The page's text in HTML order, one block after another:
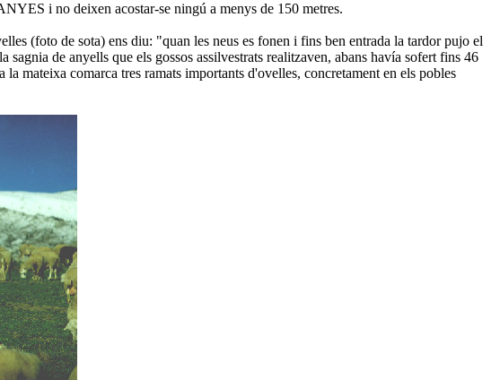
i no deixen acostar-se ningú a menys de 150 metres.
(foto de sota) ens diu: "quan les neus es fonen i fins ben entrada la tardor pujo el
de anyells que els gossos assilvestrats realitzaven, abans havía sofert fins 46
mateixa comarca tres ramats importants d'ovelles, concretament en els pobles